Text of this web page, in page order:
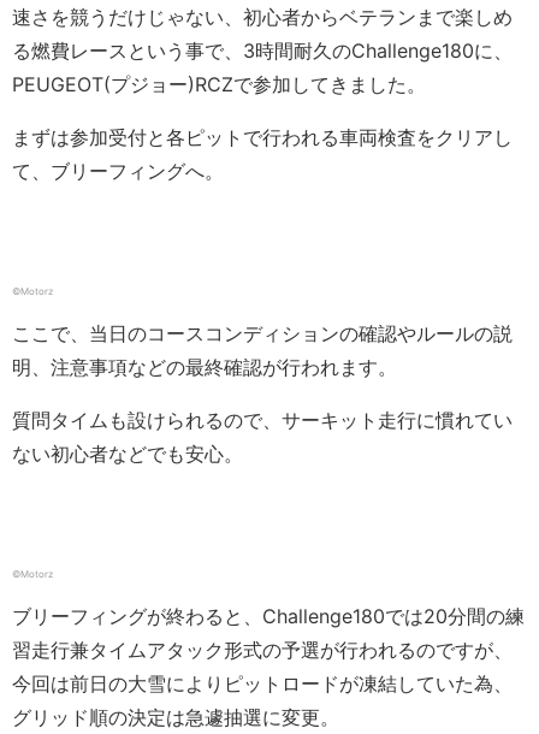
速さを競うだけじゃない、初心者からベテランまで楽しめ
る燃費レースという事で、3時間耐久のChallenge180に、
PEUGEOT(プジョー)RCZで参加してきました。
まずは参加受付と各ピットで行われる車両検査をクリアし
て、ブリーフィングへ。
©Motorz
ここで、当日のコースコンディションの確認やルールの説
明、注意事項などの最終確認が行われます。
質問タイムも設けられるので、サーキット走行に慣れてい
ない初心者などでも安心。
©Motorz
ブリーフィングが終わると、Challenge180では20分間の練
習走行兼タイムアタック形式の予選が行われるのですが、
今回は前日の大雪によりピットロードが凍結していた為、
グリッド順の決定は急遽抽選に変更。